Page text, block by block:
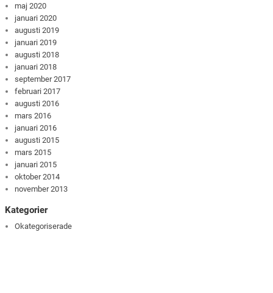
maj 2020
januari 2020
augusti 2019
januari 2019
augusti 2018
januari 2018
september 2017
februari 2017
augusti 2016
mars 2016
januari 2016
augusti 2015
mars 2015
januari 2015
oktober 2014
november 2013
Kategorier
Okategoriserade